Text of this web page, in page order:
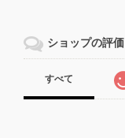
ショップの評価
すべて